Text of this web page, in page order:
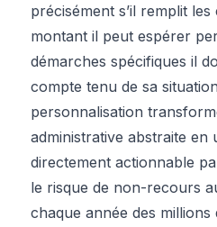
précisément s’il remplit
montant il peut espérer
démarches spécifiques il
compte tenu de sa
personnalisation
administrative abstraite
directement actionnable
le risque de non-recours
chaque année des millions